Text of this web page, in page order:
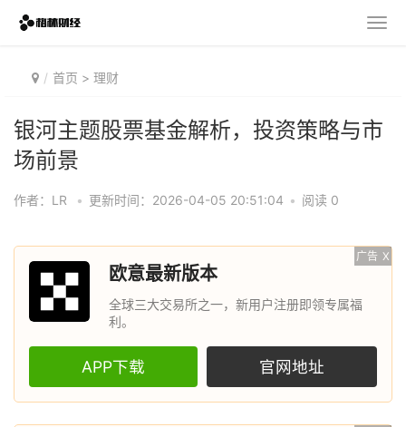
首页 > 理财
银河主题股票基金解析，投资策略与市
场前景
作者：LR • 更新时间：2026-04-05 20:51:04 • 阅读 0
广告 X
欧意最新版本
全球三大交易所之一，新用户注册即领专属福
利。
APP下载 官网地址